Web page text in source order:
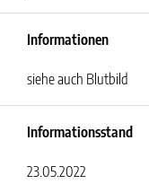
Informationen
siehe auch Blutbild
Informationsstand
23.05.2022